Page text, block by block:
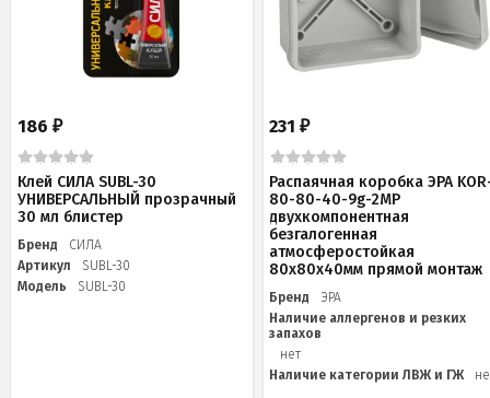
186 ₽
Клей СИЛА SUBL-30
УНИВЕРСАЛЬНЫЙ прозрачный
30 мл блистер
Бренд
СИЛА
Артикул
SUBL-30
Модель
SUBL-30
231₽
Распаячная коробка ЭРА
80-80-40-9g-2MP
двухкомпонентная
безгалогенная
атмосферостойкая
80х80х40мм прямой монтаж
Бренд
ЭРА
Наличие аллергенов и резких
запахов
нет
Наличие категории ЛВЖ и ГЖ